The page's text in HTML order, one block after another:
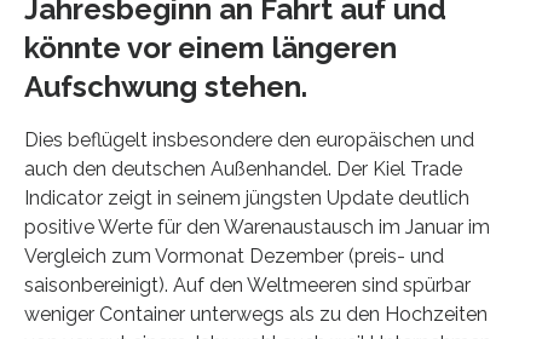
Jahresbeginn an Fahrt auf und
könnte vor einem längeren
Aufschwung stehen.
Dies beflügelt insbesondere den europäischen und
auch den deutschen Außenhandel. Der Kiel Trade
Indicator zeigt in seinem jüngsten Update deutlich
positive Werte für den Warenaustausch im Januar im
Vergleich zum Vormonat Dezember (preis- und
saisonbereinigt). Auf den Weltmeeren sind spürbar
weniger Container unterwegs als zu den Hochzeiten